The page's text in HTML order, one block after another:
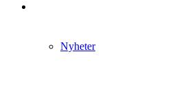
Nyheter